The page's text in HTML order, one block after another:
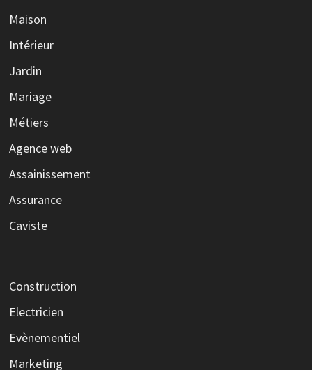
Maison
Intérieur
Jardin
Mariage
Métiers
Agence web
Assainissement
Assurance
Caviste
Construction
Electricien
Evènementiel
Marketing